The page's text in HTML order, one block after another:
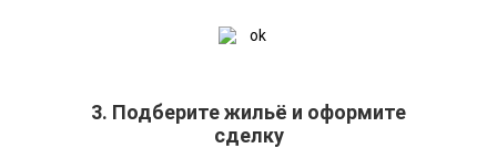
3. Подберите жильё и оформите
сделку